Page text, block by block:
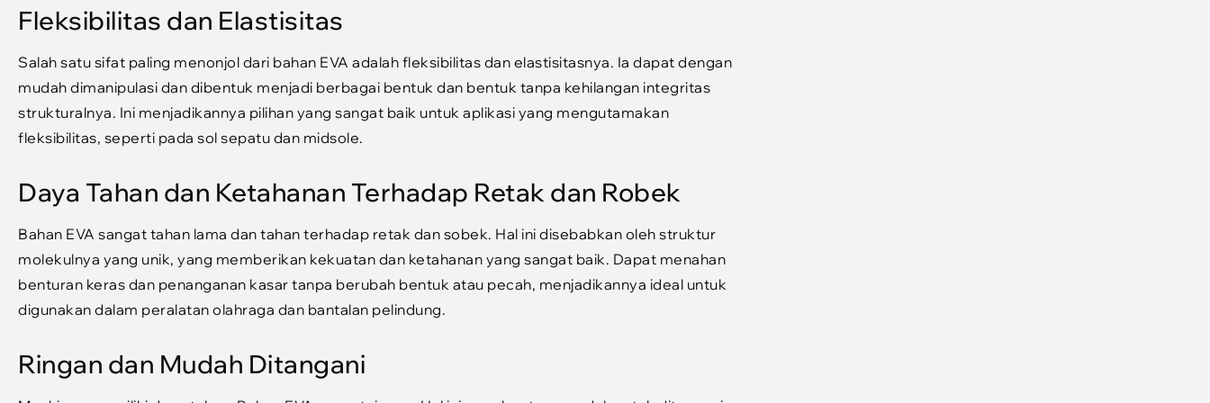
Fleksibilitas dan Elastisitas
Salah satu sifat paling menonjol dari bahan EVA adalah fleksibilitas dan elastisitasnya. Ia dapat dengan
mudah dimanipulasi dan dibentuk menjadi berbagai bentuk dan bentuk tanpa kehilangan integritas
strukturalnya. Ini menjadikannya pilihan yang sangat baik untuk aplikasi yang mengutamakan
fleksibilitas, seperti pada sol sepatu dan midsole.
Daya Tahan dan Ketahanan Terhadap Retak dan Robek
Bahan EVA sangat tahan lama dan tahan terhadap retak dan sobek. Hal ini disebabkan oleh struktur
molekulnya yang unik, yang memberikan kekuatan dan ketahanan yang sangat baik. Dapat menahan
benturan keras dan penanganan kasar tanpa berubah bentuk atau pecah, menjadikannya ideal untuk
digunakan dalam peralatan olahraga dan bantalan pelindung.
Ringan dan Mudah Ditangani